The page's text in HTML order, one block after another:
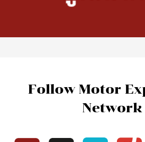
Follow Motor
Network